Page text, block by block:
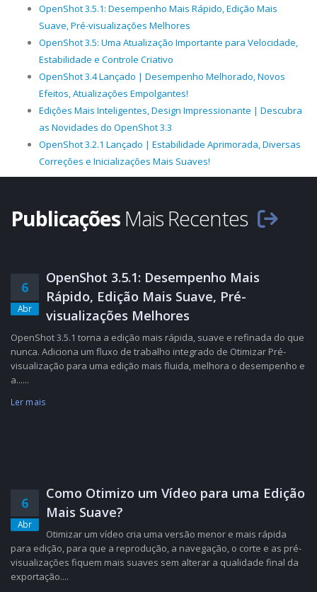
OpenShot 3.5.1: Desempenho Mais Rápido, Edição Mais
Suave, Pré-visualizações Melhores
OpenShot 3.5: Uma Atualização Importante para Velocidade,
Estabilidade e Controle Criativo
OpenShot 3.4 Lançado | Desempenho Melhorado, Novos
Efeitos, Atualizações Empolgantes!
Edições Mais Inteligentes, Design Impressionante | Descubra
as Novidades do OpenShot 3.3
OpenShot 3.2.1 Lançado | Estabilidade Aprimorada, Diversas
Correções e Inicializações Mais Suaves!
Publicações Mais Recentes
6
Abr
OpenShot 3.5.1: Desempenho Mais
Rápido, Edição Mais Suave, Pré-
visualizações Melhores
OpenShot 3.5.1 torna a edição mais rápida, suave e refinada do que
nunca. Adiciona um fluxo de trabalho integrado de Otimizar Pré-
visualização para uma edição mais fluida, melhora o desempenho e
a......
Ler mais
6
Abr
Como Otimizo um Vídeo para uma Edição
Mais Suave?
Otimizar um vídeo cria uma versão menor e mais rápida
para edição, para que a reprodução, a navegação, o corte e as pré-
visualizações fiquem mais suaves sem alterar a qualidade final da
exportação....